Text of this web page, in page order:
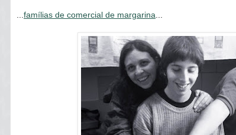
famílias de comercial de margarina